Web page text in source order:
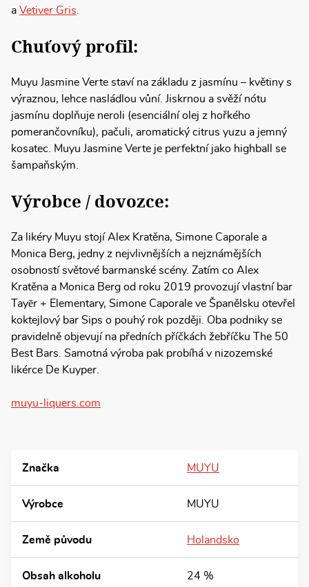
a Vetiver Gris
Chuťový profil:
Muyu Jasmine Verte staví na základu z jasmínu – květiny s
výraznou, lehce nasládlou vůní. Jiskrnou a svěží nótu
jasmínu doplňuje neroli (esenciální olej z hořkého
pomerančovníku), pačuli, aromatický citrus yuzu a jemný
kosatec. Muyu Jasmine Verte je perfektní jako highball se
šampaňským.
Výrobce / dovozce:
Za likéry Muyu stojí Alex Kratěna, Simone Caporale a
Monica Berg, jedny z nejvlivnějších a nejznámějších
osobností světové barmanské scény. Zatím co Alex
Kratěna a Monica Berg od roku 2019 provozují vlastní bar
Tayēr + Elementary, Simone Caporale ve Španělsku otevřel
koktejlový bar Sips o pouhý rok později. Oba podniky se
pravidelně objevují na předních příčkách žebříčku The 50
Best Bars. Samotná výroba pak probíhá v nizozemské
likérce De Kuyper.
muyu-liquers.com
Značka MUYU
Výrobce MUYU
Země původu Holandsko
Obsah alkoholu 24 %